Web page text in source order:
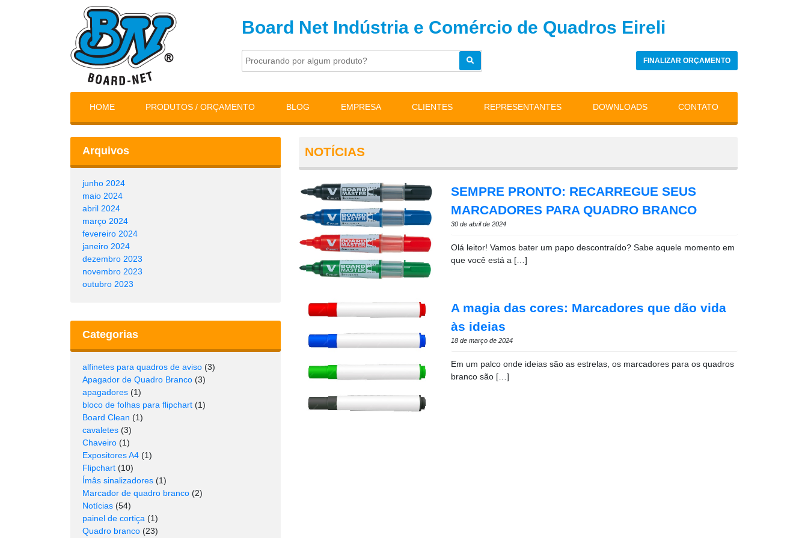
Board Net Indústria e Comércio de Quadros Eireli
FINALIZAR ORÇAMENTO
HOME PRODUTOS / ORÇAMENTO BLOG EMPRESA CLIENTES REPRESENTANTES DOWNLOADS CONTATO
Arquivos
junho 2024
maio 2024
abril 2024
março 2024
fevereiro 2024
janeiro 2024
dezembro 2023
novembro 2023
outubro 2023
Categorias
alfinetes para quadros de aviso (3)
Apagador de Quadro Branco (3)
apagadores (1)
bloco de folhas para flipchart (1)
Board Clean (1)
cavaletes (3)
Chaveiro (1)
Expositores A4 (1)
Flipchart (10)
Ímâs sinalizadores (1)
Marcador de quadro branco (2)
Notícias (54)
painel de cortiça (1)
Quadro branco (23)
NOTÍCIAS
SEMPRE PRONTO: RECARREGUE SEUS
MARCADORES PARA QUADRO BRANCO
30 de abril de 2024
Olá leitor! Vamos bater um papo descontraído? Sabe aquele momento em
que você está a […]
A magia das cores: Marcadores que dão vida
às ideias
18 de março de 2024
Em um palco onde ideias são as estrelas, os marcadores para os quadros
branco são […]